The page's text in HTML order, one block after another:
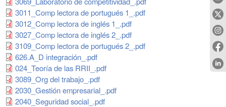
3011_Comp lectora de portugués 1_.pdf
3012_Comp lectora de inglés 1_.pdf
3027_Comp lectora de inglés 2_.pdf
3109_Comp lectora de portugués 2_.pdf
626.A_D integración_.pdf
024_Teoría de las RRII_.pdf
3089_Org del trabajo_.pdf
2030_Gestión empresarial_.pdf
2040_Seguridad social_.pdf